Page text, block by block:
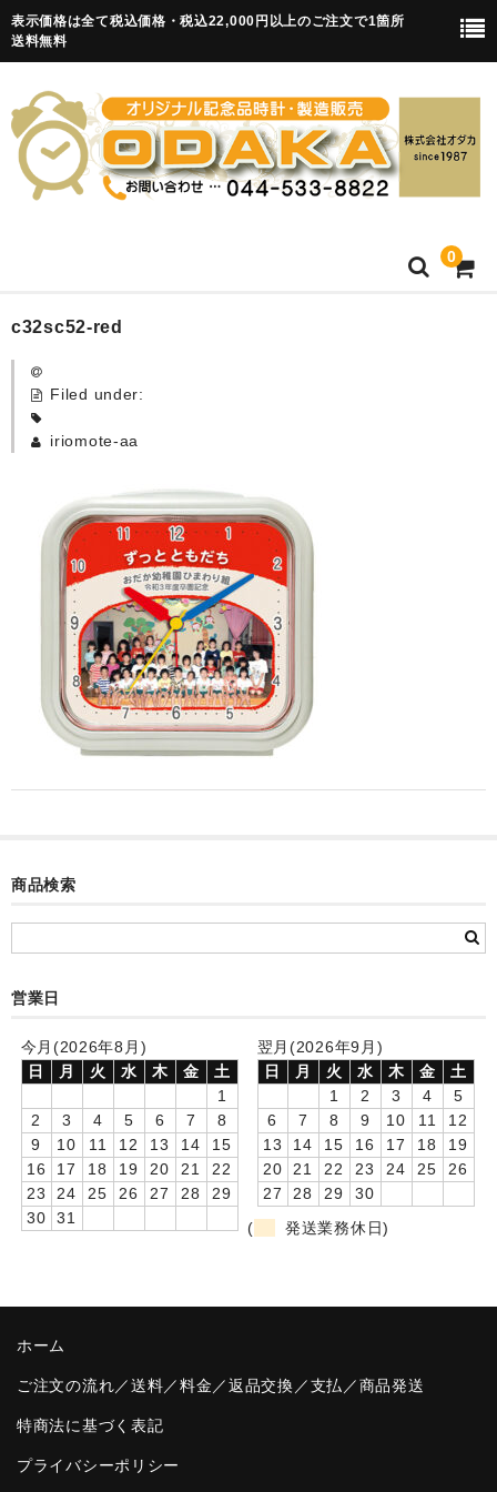
表示価格は全て税込価格・税込22,000円以上のご注文で1箇所
送料無料
0
HOME
卒園記念品
カード付フォトフレームクロック(集合)
目覚まし時計(集合＋個別)
メロディ時計(集合)
音声時計(集合)
目覚まし時計(個別)
お絵かきギャラリープラス(絵＋個別)
メロディ時計(個別)
制服メモリー
園や先生への贈り物
卒業記念品
音声入りフォトフレームクロック(集合)
音声入りフォトフレームクロック(校歌)
ポケットウォッチ
目覚まし時計(集合)
c32sc52-red
Filed under:
iriomote-aa
商品検索
営業日
今月(2026年8月)
日
月 火 水 木 金
土
1
2
3 4 5 6 7
8
9
10 11 12 13 14
15
16
17 18 19 20 21
22
23
24 25 26 27 28
29
30
31
翌月(2026年9月)
日
月 火 水 木 金
土
1
2 3 4
5
6
7 8 9 10 11
12
13
14 15 16 17 18
19
20
21 22 23 24 25
26
27
28 29
30
(
発送業務休日)
ホーム
ご注文の流れ／送料／料金／返品交換／支払／商品発送
特商法に基づく表記
プライバシーポリシー